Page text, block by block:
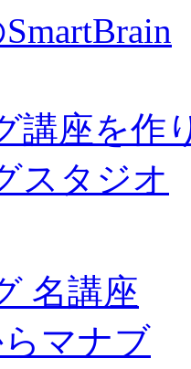
講座を作
スタジオ
名講座
マナブ